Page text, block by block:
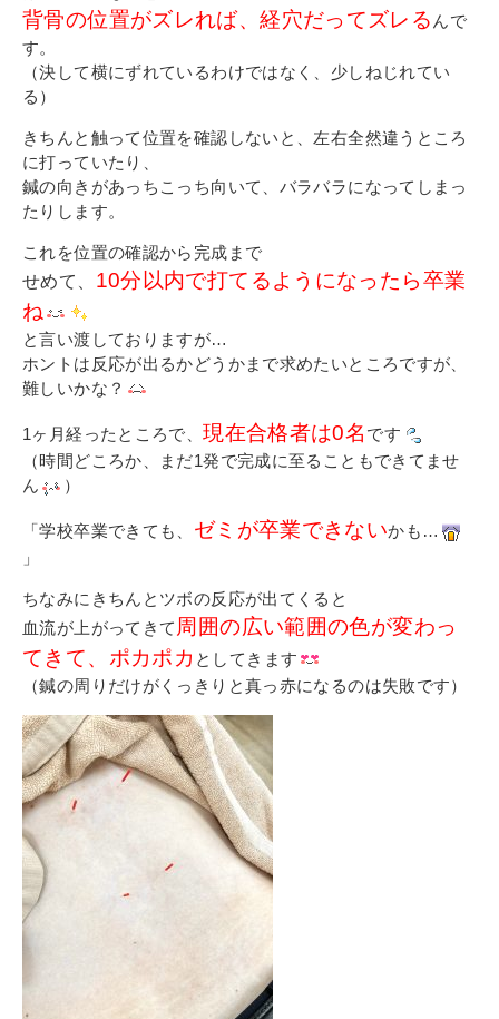
背骨の位置がズレれば、経穴だってズレる んで
す。
（決して横にずれているわけではなく、少しねじれてい
る）
きちんと触って位置を確認しないと、左右全然違うところ
に打っていたり、
鍼の向きがあっちこっち向いて、バラバラになってしまっ
たりします。
これを位置の確認から完成まで
せめて、 10分以内で打てるようになったら卒業
ね
と言い渡しておりますが…
ホントは反応が出るかどうかまで求めたいところですが、
難しいかな？
1ヶ月経ったところで、現在合格者は0名 です
（時間どころか、まだ1発で完成に至ることもできてませ
ん
）
「学校卒業できても、 ゼミが卒業できないかも…
」
ちなみにきちんとツボの反応が出てくると
血流が上がってきて 周囲の広い範囲の色が変わっ
てきて、ポカポカ としてきます
（鍼の周りだけがくっきりと真っ赤になるのは失敗です）